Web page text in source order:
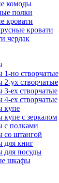
комоды
полки
кровати
кровати
чердак
но створчатые
ух створчатые
ех створчатые
ех створчатые
купе
с зеркалом
полками
штангой
книг
посуды
шкафы